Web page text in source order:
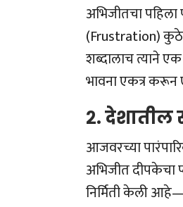
अभिजीतचा पहिला
(Frustration)
शब्दालाच त्याने एक
भावना एकत्र करून
२. देशातील
आजवरच्या
अभिजीत दीपकेचा
निर्मिती केली